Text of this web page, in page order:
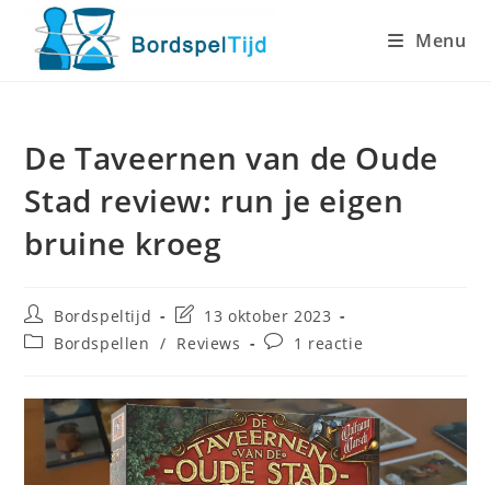
inhoud
Menu
De Taveernen van de Oude
Stad review: run je eigen
bruine kroeg
Bericht
auteur:
Bordspeltijd
Laatste
wijziging
in
13 oktober 2023
Berichtcategorie:
Bordspellen / Reviews
Bericht1 reactie